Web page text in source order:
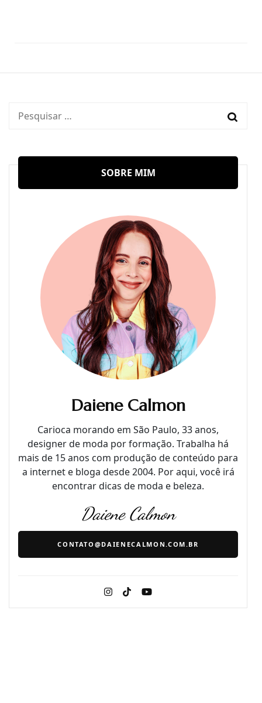
Pesquisar
SOBRE MIM
Daiene Calmon
Carioca morando em São Paulo, 33 anos,
designer de moda por formação. Trabalha há
mais de 15 anos com produção de conteúdo para
a internet e bloga desde 2004. Por aqui, você irá
encontrar dicas de moda e beleza.
Daiene Calmon
CONTATO@DAIENECALMON.COM.BR